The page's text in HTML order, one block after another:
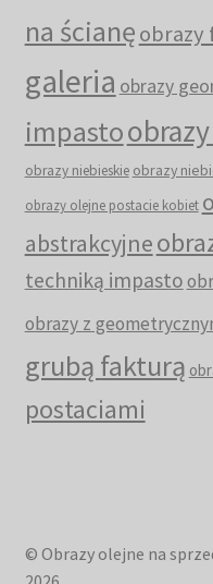
na ścianęobrazy
galeria obrazy
impasto
obrazy niebieskie obrazy
obrazy olejne postacie kobiet
abstrakcyjne
techniką impasto
obrazy z
grubą fakturą
postaciami
© Obrazy olejne na